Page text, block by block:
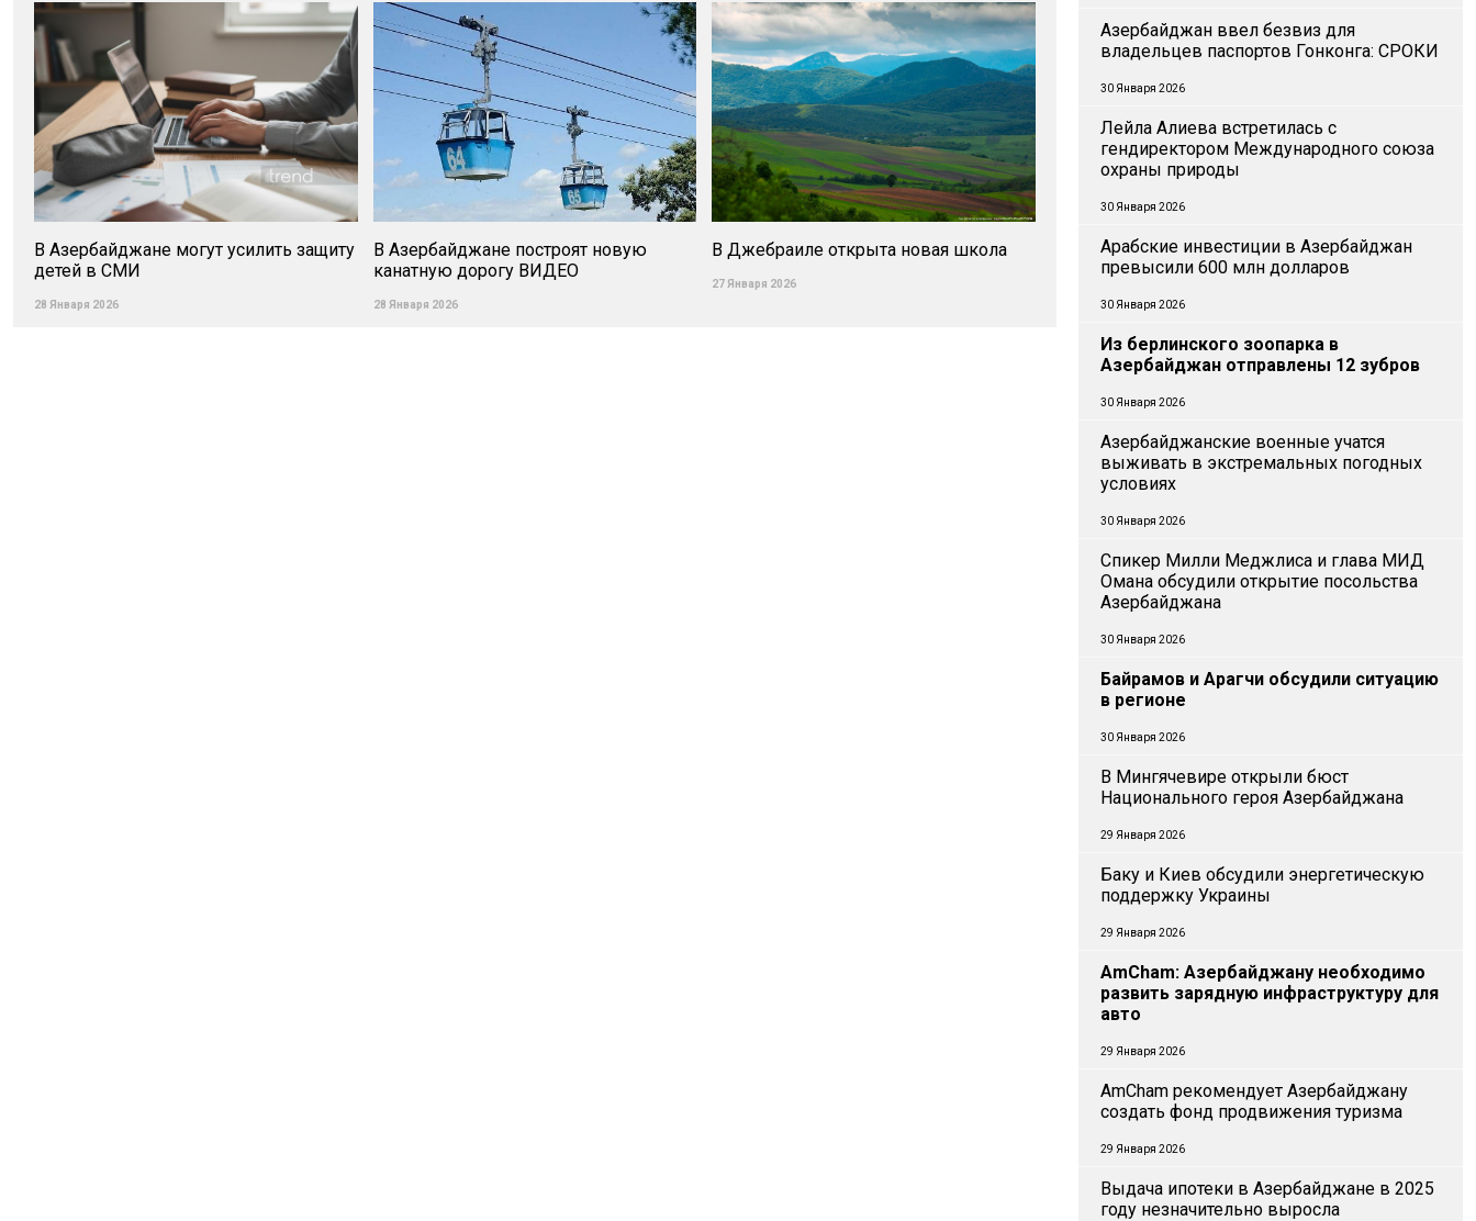
В Азербайджане могут усилить защиту
детей в СМИ
28 Января 2026
В Азербайджане построят новую
канатную дорогу ВИДЕО
28 Января 2026
В Джебраиле открыта новая школа
27 Января 2026
Азербайджан ввел безвиз для
владельцев паспортов Гонконга: СРОКИ
30 Января 2026
Лейла Алиева встретилась с
гендиректором Международного союза
охраны природы
30 Января 2026
Арабские инвестиции в Азербайджан
превысили 600 млн долларов
30 Января 2026
Из берлинского зоопарка в
Азербайджан отправлены 12 зубров
30 Января 2026
Азербайджанские военные учатся
выживать в экстремальных погодных
условиях
30 Января 2026
Спикер Милли Меджлиса и глава МИД
Омана обсудили открытие посольства
Азербайджана
30 Января 2026
Байрамов и Арагчи обсудили ситуацию
в регионе
30 Января 2026
В Мингячевире открыли бюст
Национального героя Азербайджана
29 Января 2026
Баку и Киев обсудили энергетическую
поддержку Украины
29 Января 2026
AmCham: Азербайджану необходимо
развить зарядную инфраструктуру для
авто
29 Января 2026
AmCham рекомендует Азербайджану
создать фонд продвижения туризма
29 Января 2026
Выдача ипотеки в Азербайджане в 2025
году незначительно выросла